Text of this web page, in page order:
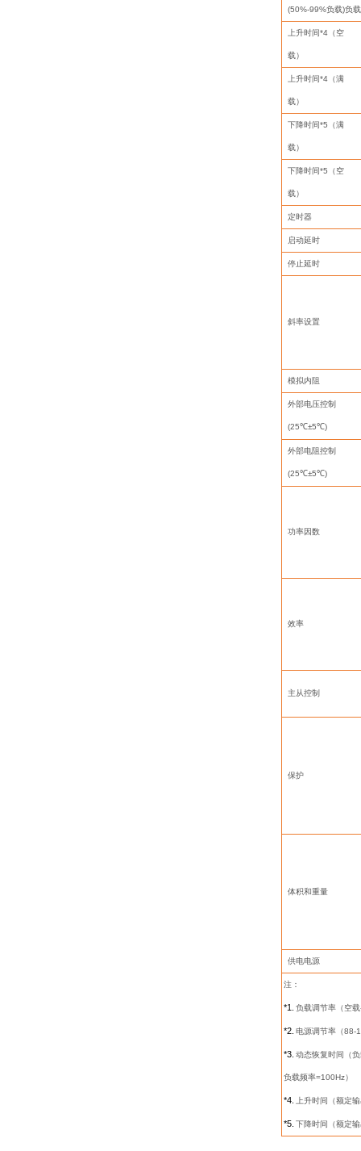
(50%-99%负载)负
上升时间*4 （空
载）
上升时间*4 （满
载）
下降时间*5 （满
载）
下降时间*5 （空
载）
定时器
启动延时
停止延时
斜率设置
模拟内阻
外部电压控制
(25℃±5℃)
外部电阻控制
(25℃±5℃)
功率因数
效率
主从控制
保护
体积和重量
供电电源
注：
*1. 负载调节率（空载
*2. 电源调节率（88-
*3. 动态恢复时间（
负载频率=100Hz）
*4. 上升时间（额定
*5. 下降时间（额定